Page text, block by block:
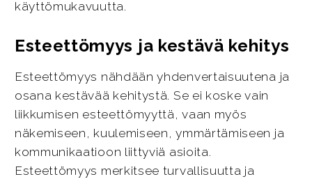
käyttömukavuutta.
Esteettömyys ja kestävä kehitys
Esteettömyys nähdään yhdenvertaisuutena ja
osana kestävää kehitystä. Se ei koske vain
liikkumisen esteettömyyttä, vaan myös
näkemiseen, kuulemiseen, ymmärtämiseen ja
kommunikaatioon liittyviä asioita.
Esteettömyys merkitsee turvallisuutta ja